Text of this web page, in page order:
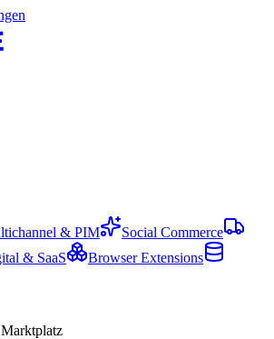
& PIM
Social Commerce
& SaaS
Browser Extensions